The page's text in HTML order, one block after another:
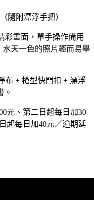
隨附漂浮手把）
彩畫面，單手操作備用
天一色的照片輕而易舉
布 + 槍型快門扣 + 漂浮
。
元、第二日起每日加30
起每日加40元／逾期延